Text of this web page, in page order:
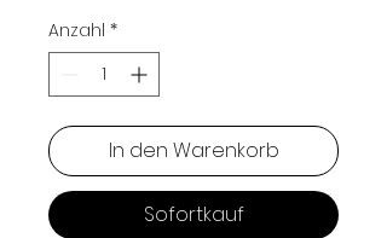
Anzahl *
In den Warenkorb
Sofortkauf